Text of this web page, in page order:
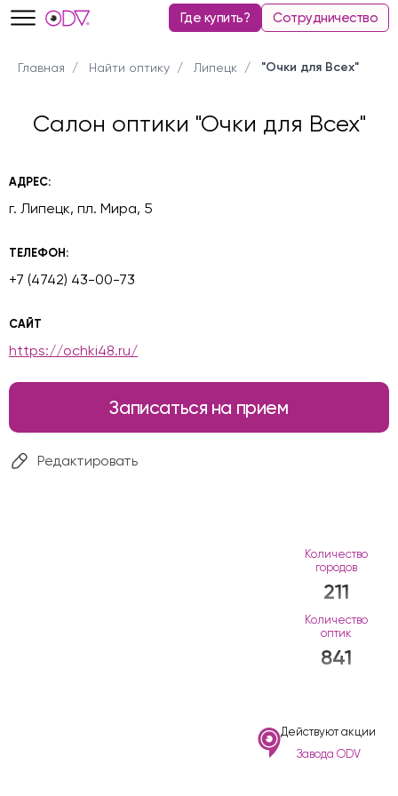
Где купить? Сотрудничество
Главная Найти оптику Липецк "Очки для Всех"
Салон оптики "Очки для Всех"
АДРЕС:
г. Липецк, пл. Мира, 5
ТЕЛЕФОН:
+7 (4742) 43-00-73
САЙТ
https://ochki48.ru/
Записаться на прием
Редактировать
Количество
городов
211
Количество
оптик
841
Действуют акции
Завода ODV